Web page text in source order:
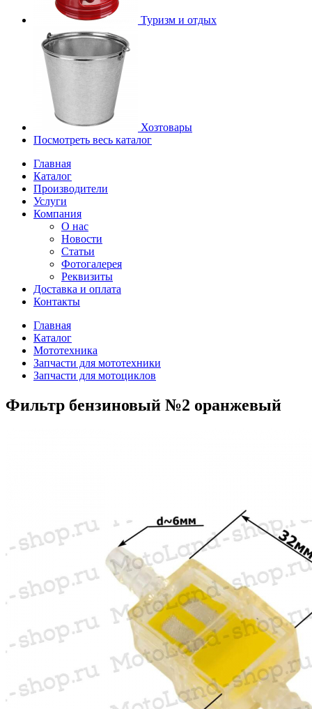
Туризм и отдых
Хозтовары
Посмотреть весь каталог
Главная
Каталог
Производители
Услуги
Компания
О нас
Новости
Статьи
Фотогалерея
Реквизиты
Доставка и оплата
Контакты
Главная
Каталог
Мототехника
Запчасти для мототехники
Запчасти для мотоциклов
Фильтр бензиновый №2 оранжевый